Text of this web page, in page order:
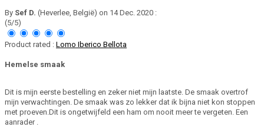
By Sef D. (Heverlee, België) on 14 Dec. 2020 :
(5/5)
Product rated : Lomo Iberico Bellota
Hemelse smaak
Dit is mijn eerste bestelling en zeker niet mijn laatste. De smaak overtrof
mijn verwachtingen. De smaak was zo lekker dat ik bijna niet kon stoppen
met proeven.Dit is ongetwijfeld een ham om nooit meer te vergeten. Een
aanrader .